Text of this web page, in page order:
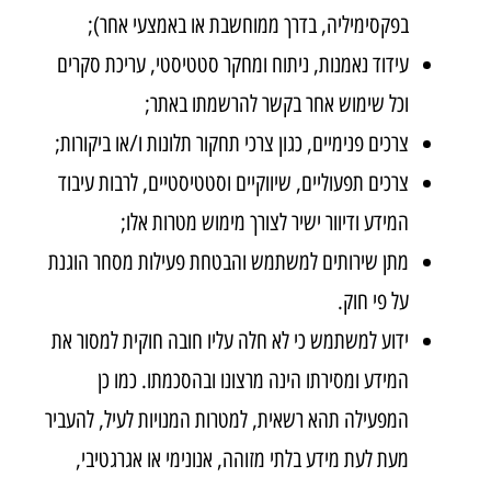
בפקסימיליה, בדרך ממוחשבת או באמצעי אחר);
עידוד נאמנות, ניתוח ומחקר סטטיסטי, עריכת סקרים
וכל שימוש אחר בקשר להרשמתו באתר;
צרכים פנימיים, כגון צרכי תחקור תלונות ו/או ביקורות;
צרכים תפעוליים, שיווקיים וסטטיסטיים, לרבות עיבוד
המידע ודיוור ישיר לצורך מימוש מטרות אלו;
מתן שירותים למשתמש והבטחת פעילות מסחר הוגנת
על פי חוק.
ידוע למשתמש כי לא חלה עליו חובה חוקית למסור את
המידע ומסירתו הינה מרצונו ובהסכמתו. כמו כן
המפעילה תהא רשאית, למטרות המנויות לעיל, להעביר
מעת לעת מידע בלתי מזוהה, אנונימי או אגרגטיבי,